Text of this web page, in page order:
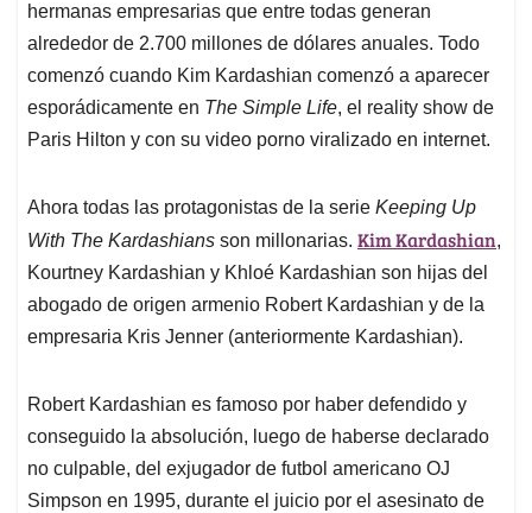
hermanas empresarias que entre todas generan
alrededor de 2.700 millones de dólares anuales. Todo
comenzó cuando Kim Kardashian comenzó a aparecer
esporádicamente en The Simple Life, el reality show de
Paris Hilton y con su video porno viralizado en internet.
Ahora todas las protagonistas de la serie Keeping Up
With The Kardashians son millonarias. Kim Kardashian,
Kourtney Kardashian y Khloé Kardashian son hijas del
abogado de origen armenio Robert Kardashian y de la
empresaria Kris Jenner (anteriormente Kardashian).
Robert Kardashian es famoso por haber defendido y
conseguido la absolución, luego de haberse declarado
no culpable, del exjugador de futbol americano OJ
Simpson en 1995, durante el juicio por el asesinato de